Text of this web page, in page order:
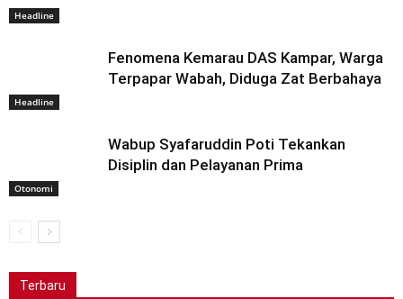
Headline
Headline
Fenomena Kemarau DAS Kampar, Warga
Terpapar Wabah, Diduga Zat Berbahaya
Otonomi
Wabup Syafaruddin Poti Tekankan
Disiplin dan Pelayanan Prima
Terbaru